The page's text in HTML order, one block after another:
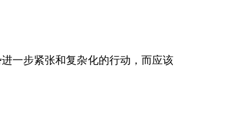
一步紧张和复杂化的行动，而应该